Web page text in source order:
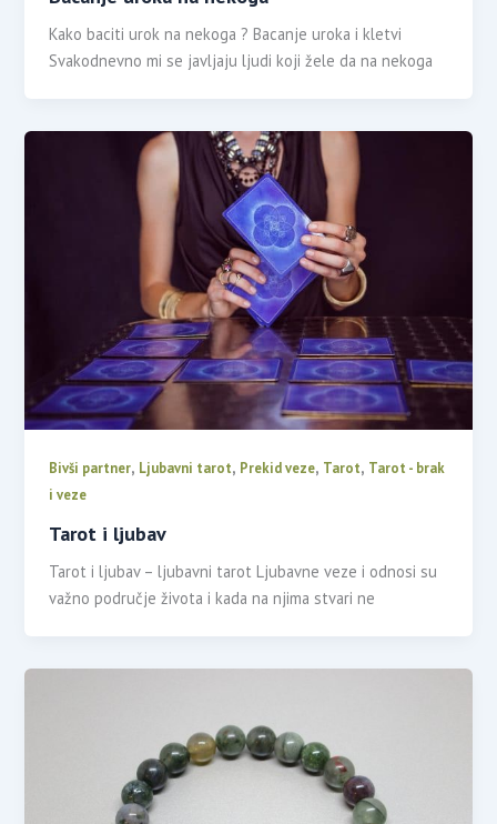
Kako baciti urok na nekoga ? Bacanje uroka i kletvi
Svakodnevno mi se javljaju ljudi koji žele da na nekoga
Bivši partner, Ljubavni tarot, Prekid veze, Tarot, Tarot - brak
i veze
Tarot i ljubav
Tarot i ljubav – ljubavni tarot Ljubavne veze i odnosi su
važno područje života i kada na njima stvari ne